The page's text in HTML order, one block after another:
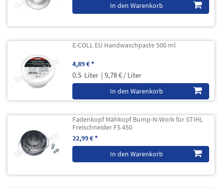
In den Warenkorb
E-COLL EU Handwaschpaste 500 ml
4,89 € *
0.5 Liter | 9,78 € / Liter
In den Warenkorb
Fadenkopf Mähkopf Bump-N-Work für STIHL
Freischneider FS 450
22,99 € *
In den Warenkorb